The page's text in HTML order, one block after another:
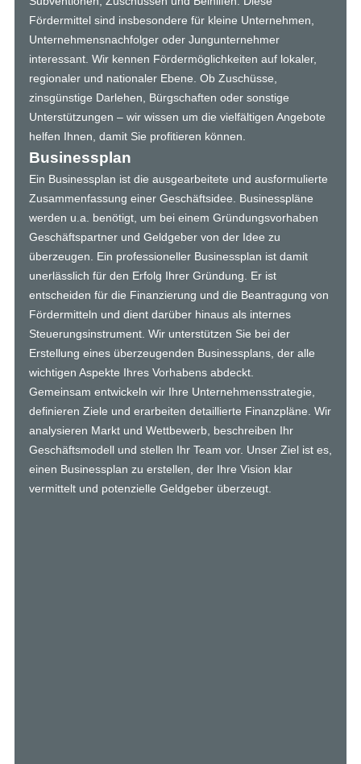
Fördermittel sind insbesondere für kleine Unternehmen,
Unternehmensnachfolger oder Jungunternehmer
interessant. Wir kennen Fördermöglichkeiten auf lokaler,
regionaler und nationaler Ebene. Ob Zuschüsse,
zinsgünstige Darlehen, Bürgschaften oder sonstige
Unterstützungen – wir wissen um die vielfältigen Angebote
helfen Ihnen, damit Sie profitieren können.
Businessplan
Ein Businessplan ist die ausgearbeitete und ausformulierte
Zusammenfassung einer Geschäftsidee. Businesspläne
werden u.a. benötigt, um bei einem Gründungsvorhaben
Geschäftspartner und Geldgeber von der Idee zu
überzeugen. Ein professioneller Businessplan ist damit
unerlässlich für den Erfolg Ihrer Gründung. Er ist
entscheiden für die Finanzierung und die Beantragung von
Fördermitteln und dient darüber hinaus als internes
Steuerungsinstrument. Wir unterstützen Sie bei der
Erstellung eines überzeugenden Businessplans, der alle
wichtigen Aspekte Ihres Vorhabens abdeckt.
Gemeinsam entwickeln wir Ihre Unternehmensstrategie,
definieren Ziele und erarbeiten detaillierte Finanzpläne. Wir
analysieren Markt und Wettbewerb, beschreiben Ihr
Geschäftsmodell und stellen Ihr Team vor. Unser Ziel ist es,
einen Businessplan zu erstellen, der Ihre Vision klar
vermittelt und potenzielle Geldgeber überzeugt.